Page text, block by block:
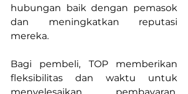
hubungan baik dengan pemasok
dan meningkatkan reputasi
mereka.
Bagi pembeli, TOP memberikan
fleksibilitas dan waktu untuk